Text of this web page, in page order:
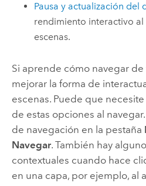
Pausa y actualización del
rendimiento interactivo
escenas.
Si aprende cómo navegar
mejorar la forma de
escenas. Puede que
de estas opciones al
de navegación en la pestaña
Navegar. También hay
contextuales cuando hace
en una capa, por ejemplo, al